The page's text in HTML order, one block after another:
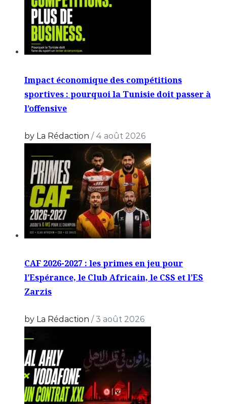
Impact économique des compétitions
sportives : pourquoi la Tunisie doit passer à
l’offensive
by La Rédaction / 4 août 2026
CAF 2026-2027 : les primes en jeu pour
l’Espérance, le Club Africain, le CSS et l’ES
Zarzis
by La Rédaction /3 août 2026